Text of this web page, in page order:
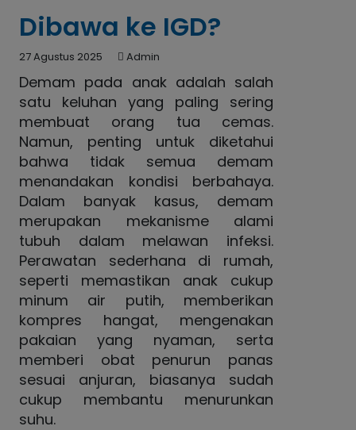
Dibawa ke IGD?
27 Agustus 2025 Admin
Demam pada anak adalah salah
satu keluhan yang paling sering
membuat orang tua cemas.
Namun, penting untuk diketahui
bahwa tidak semua demam
menandakan kondisi berbahaya.
Dalam banyak kasus, demam
merupakan mekanisme alami
tubuh dalam melawan infeksi.
Perawatan sederhana di rumah,
seperti memastikan anak cukup
minum air putih, memberikan
kompres hangat, mengenakan
pakaian yang nyaman, serta
memberi obat penurun panas
sesuai anjuran, biasanya sudah
cukup membantu menurunkan
suhu.